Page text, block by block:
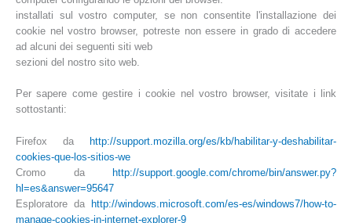
installati sul vostro computer, se non consentite l'installazione dei
cookie nel vostro browser, potreste non essere in grado di accedere
ad alcuni dei seguenti siti web
sezioni del nostro sito web.
Per sapere come gestire i cookie nel vostro browser, visitate i link
sottostanti:
Firefox da http://support.mozilla.org/es/kb/habilitar-y-deshabilitar-
cookies-que-los-sitios-we
Cromo da http://support.google.com/chrome/bin/answer.py?
hl=es&answer=95647
Esploratore da http://windows.microsoft.com/es-es/windows7/how-to-
manage-cookies-in-internet-explorer-9